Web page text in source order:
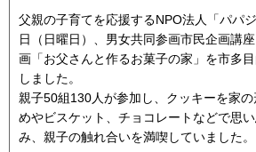
父親の子育てを応援するNPO法人「パパ
日（日曜日）、男女共同参画市民企画講
画「お父さんと作るお菓子の家」を市多
しました。
親子50組130人が参加し、クッキーを家
めやビスケット、チョコレートなどで思
み、親子の触れ合いを満喫していました。